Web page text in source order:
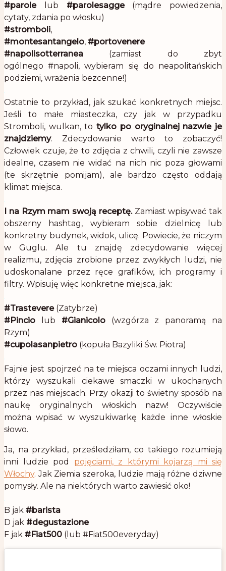
#parolelub #parolesagge(mądre powiedzenia,
cytaty, zdania po włosku)
#stromboli,
#montesantangelo, #portovenere
#napolisotterranea (zamiast do zbyt
ogólnego #napoli, wybieram się do neapolitańskich
podziemi, wrażenia bezcenne!)
.
Ostatnie to przykład, jak szukać konkretnych miejsc.
Jeśli to małe miasteczka, czy jak w przypadku
Stromboli, wulkan, totylko po oryginalnej nazwie je
znajdziemy. Zdecydowanie warto to zobaczyć!
Człowiek czuje, że to zdjęcia z chwili, czyli nie zawsze
idealne, czasem nie widać na nich nic poza głowami
(te skrzętnie pomijam), ale bardzo często oddają
klimat miejsca.
.
I na Rzym mam swoją receptę.Zamiast wpisywać tak
obszerny hashtag, wybieram sobie dzielnicę lub
konkretny budynek, widok, ulicę. Powiecie, że niczym
w Guglu. Ale tu znajdę zdecydowanie więcej
realizmu, zdjęcia zrobione przez zwykłych ludzi, nie
udoskonalane przez ręce grafików, ich programy i
filtry. Wpisuję więc konkretne miejsca, jak:
.
#Trastevere(Zatybrze)
#Pincio lub #Gianicolo(wzgórza z panoramą na
Rzym)
#cupolasanpietro (kopuła Bazyliki Św. Piotra)
.
Fajnie jest spojrzeć na te miejsca oczami innych ludzi,
którzy wyszukali ciekawe smaczki w ukochanych
przez nas miejscach. Przy okazji to świetny sposób na
naukę oryginalnych włoskich nazw! Oczywiście
można wpisać w wyszukiwarkę każde inne włoskie
słowo.
Ja, na przykład, prześledziłam, co takiego rozumieją
inni ludzie pod pojęciami, z którymi kojarzą mi się
Włochy. Jak Ziemia szeroka, ludzie mają różne dziwne
pomysły. Ale na niektórych warto zawiesić oko!
.
B jak #barista
D jak #degustazione
F jak #Fiat500 (lub #Fiat500everyday)